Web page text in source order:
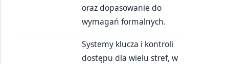
oraz dopasowanie do
wymagań formalnych.
Systemy klucza i kontroli
dostępu dla wielu stref, w